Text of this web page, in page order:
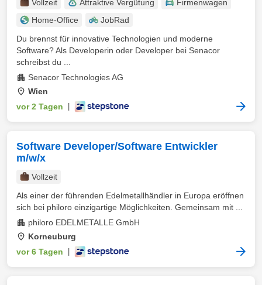
Vollzeit Attraktive Vergütung
Firmenwagen
Home-Office
JobRad
Du brennst für innovative Technologien und moderne
Software? Als Developerin oder Developer bei Senacor
schreibst du ...
Senacor Technologies AG
Wien
vor 2 Tagen
Software Developer/Software Entwickler
m/w/x
Vollzeit
Als einer der führenden Edelmetallhändler in Europa eröffnen
sich bei philoro einzigartige Möglichkeiten. Gemeinsam mit ...
philoro EDELMETALLE GmbH
Korneuburg
vor 6 Tagen